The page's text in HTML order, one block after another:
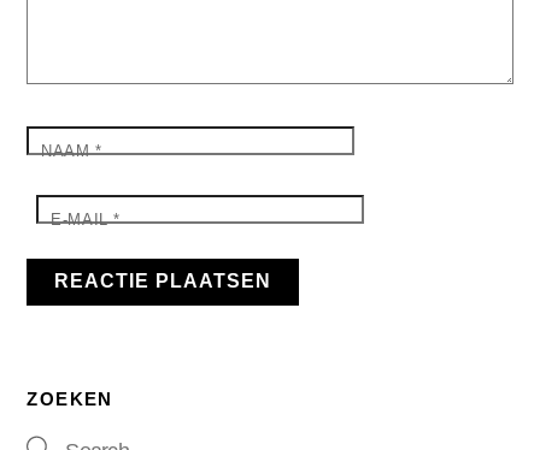
NAAM*
E-MAIL*
ZOEKEN